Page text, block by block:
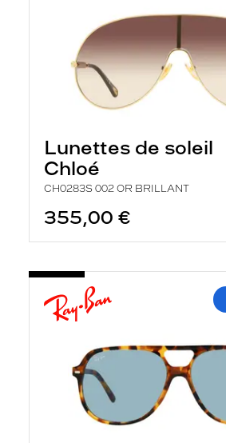
Lunettes de soleil
Chloé
CH0283S 002 OR BRILLANT
355,00 €